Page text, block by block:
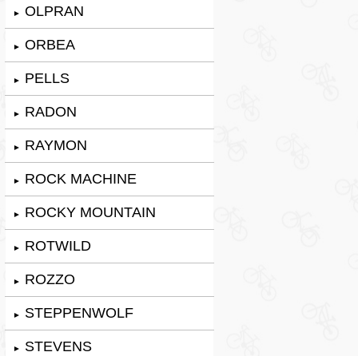
► OLPRAN
► ORBEA
► PELLS
► RADON
► RAYMON
► ROCK MACHINE
► ROCKY MOUNTAIN
► ROTWILD
► ROZZO
► STEPPENWOLF
► STEVENS